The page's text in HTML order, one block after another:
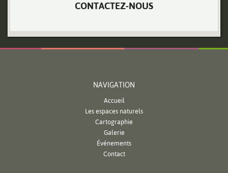
CONTACTEZ-NOUS
NAVIGATION
Accueil
Les espaces naturels
Cartographie
Galerie
Événements
Contact